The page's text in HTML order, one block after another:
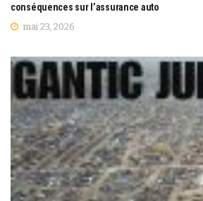
conséquences sur l’assurance auto
mai 23, 2026